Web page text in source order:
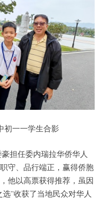
初一一学生合影
担任委内瑞拉华侨华人
守、品行端正，赢得侨胞
他以高票获得推荐，虽因
”收获了当地民众对华人